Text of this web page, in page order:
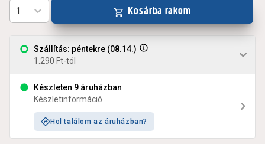
Szállítás: péntekre (08.14.)
1.290 Ft-tól
Készleten 9 áruházban
Készletinformáció
Hol találom az áruházban?
1 Kosárba rakom